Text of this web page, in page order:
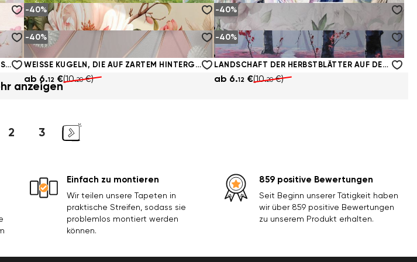
TIERE FLIEGEN IN LUFTBALLONS
ab6.12€(10. 20€)
STIFT, AQUARELLFARBEN UND BLUMEN
ab6. (10.20
-40%
ab6. €(10.
-40%
SCHÖNE BLÜTENKNOSPEN
ab6.12€(10.20€)
ZARTE WEISSE ROSA ROSEN AUF DEM WASSER
-40%
WEISSE KUGELN, DIE AUF ZARTEM HINTERGRUND SCHWEBEN
ab 6.12 €(10.20€)
-40%
LANDSCHAFT DER HERBSTBLÄTTER AUF DEM WASSER
ab 6.12 €(10.20€)
anzeigen
2 3
Einfach zu montieren
Wir teilen unsere Tapeten in
praktische Streifen, sodass sie
problemlos montiert werden
können.
859 positive Bewertungen
Seit Beginn unserer Tätigkeit haben
wir über 859 positive Bewertungen
zu unserem Produkt erhalten.